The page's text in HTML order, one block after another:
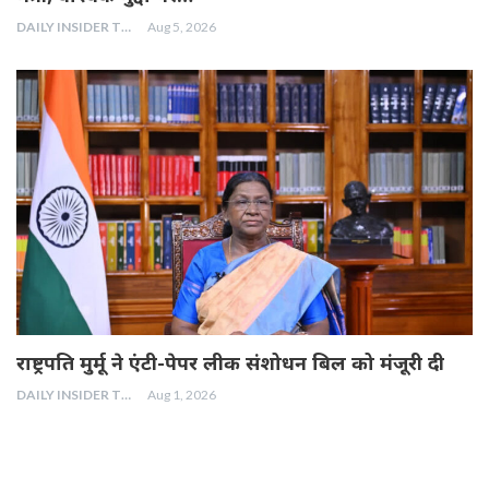
DAILY INSIDER TEAM Aug 5, 2026
राष्ट्रपति मुर्मू ने एंटी-पेपर लीक संशोधन बिल को मंजूरी दी
DAILY INSIDER TEAM Aug 1, 2026